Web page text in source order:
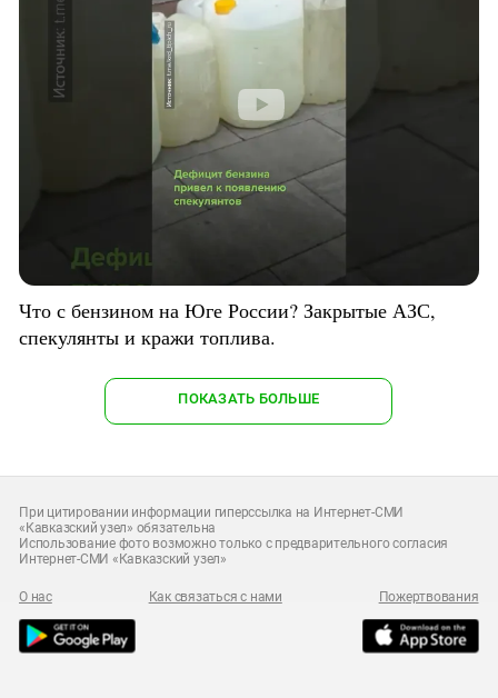
Что с бензином на Юге России? Закрытые АЗС,
спекулянты и кражи топлива.
ПОКАЗАТЬ БОЛЬШЕ
При цитировании информации гиперссылка на Интернет-СМИ
«Кавказский узел» обязательна
Использование фото возможно только с предварительного согласия
Интернет-СМИ «Кавказский узел»
О нас Как связаться с нами Пожертвования